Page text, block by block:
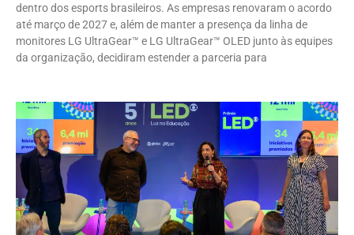
dentro dos esports brasileiros. As empresas renovaram o acordo
até março de 2027 e, além de manter a presença da linha de
monitores LG UltraGear™ e LG UltraGear™ OLED junto às equipes
da organização, decidiram estender a parceria para